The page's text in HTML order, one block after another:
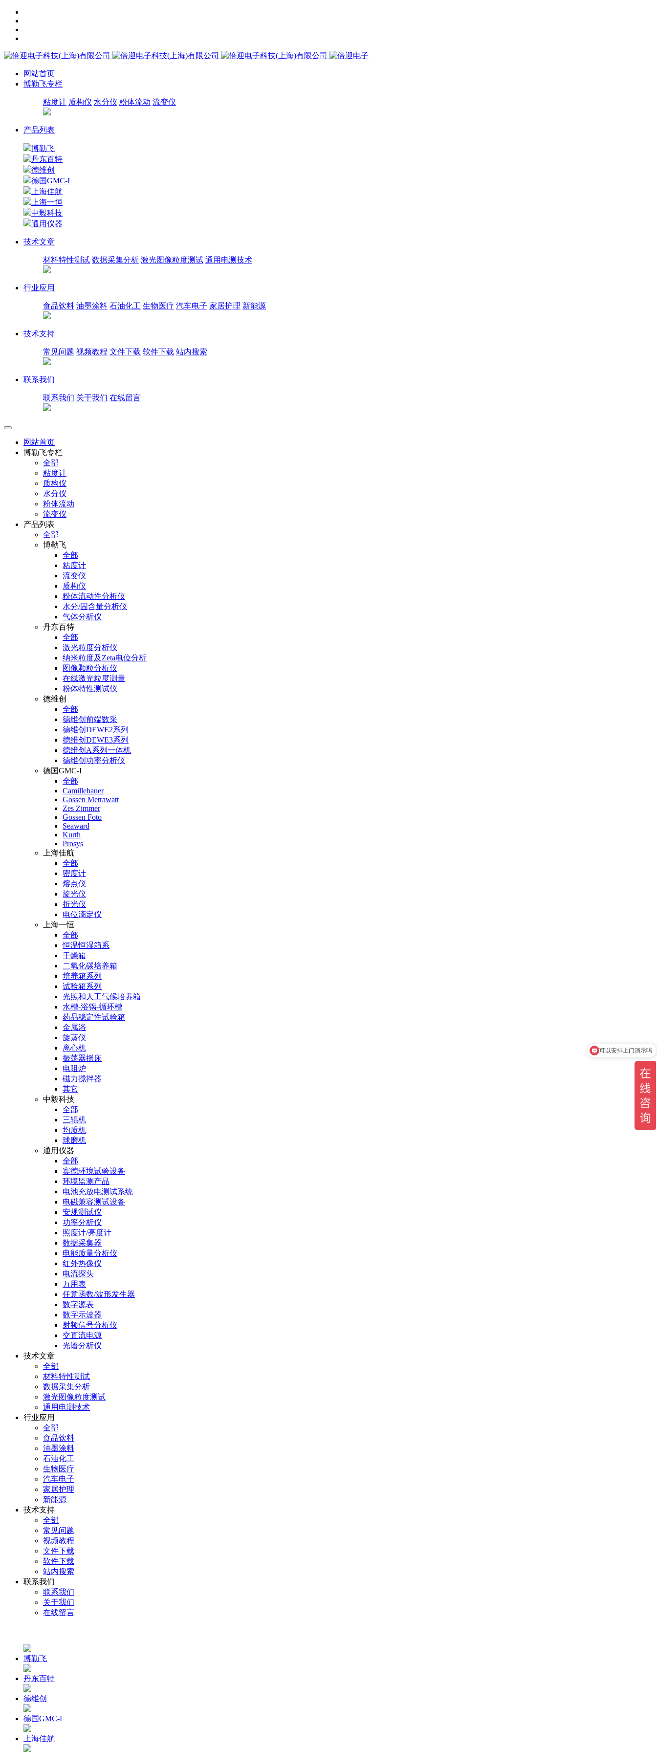
网站首页
博勒飞专栏
粘度计 质构仪 水分仪 粉体流动 流变仪
产品列表
博勒飞
丹东百特
德维创
德国GMC-I
上海佳航
上海一恒
中毅科技
通用仪器
技术文章
材料特性测试 数据采集分析 激光图像粒度测试 通用电测技术
行业应用
食品饮料 油墨涂料 石油化工 生物医疗 汽车电子 家居护理 新能源
技术支持
常见问题 视频教程 文件下载 软件下载 站内搜索
联系我们
联系我们 关于我们 在线留言
网站首页
博勒飞专栏
全部
粘度计
质构仪
水分仪
粉体流动
流变仪
产品列表
全部
博勒飞
全部
粘度计
流变仪
质构仪
粉体流动性分析仪
水分/固含量分析仪
气体分析仪
丹东百特
全部
激光粒度分析仪
纳米粒度及Zeta电位分析
图像颗粒分析仪
在线激光粒度测量
粉体特性测试仪
德维创
全部
德维创前端数采
德维创DEWE2系列
德维创DEWE3系列
德维创A系列一体机
德维创功率分析仪
德国GMC-I
全部
Camillebauer
Gossen Metrawatt
Zes Zimmer
Gossen Foto
Seaward
Kurth
Prosys
上海佳航
全部
密度计
熔点仪
旋光仪
折光仪
电位滴定仪
上海一恒
全部
恒温恒湿箱系
干燥箱
二氧化碳培养箱
培养箱系列
试验箱系列
光照和人工气候培养箱
水槽-浴锅-循环槽
药品稳定性试验箱
金属浴
旋蒸仪
离心机
振荡器摇床
电阻炉
磁力搅拌器
其它
中毅科技
全部
三辊机
均质机
球磨机
通用仪器
全部
宾德环境试验设备
环境监测产品
电池充放电测试系统
电磁兼容测试设备
安规测试仪
功率分析仪
照度计/亮度计
数据采集器
电能质量分析仪
红外热像仪
电流探头
万用表
任意函数/波形发生器
数字源表
数字示波器
射频信号分析仪
交直流电源
光谱分析仪
技术文章
全部
材料特性测试
数据采集分析
激光图像粒度测试
通用电测技术
行业应用
全部
食品饮料
油墨涂料
石油化工
生物医疗
汽车电子
家居护理
新能源
技术支持
全部
常见问题
视频教程
文件下载
软件下载
站内搜索
联系我们
联系我们
关于我们
在线留言
博勒飞
丹东百特
德维创
德国GMC-I
上海佳航
产品有现货吗